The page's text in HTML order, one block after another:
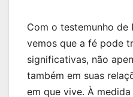
Com o testemunho de
vemos que a fé pode
significativas, não
também em suas
em que vive. À